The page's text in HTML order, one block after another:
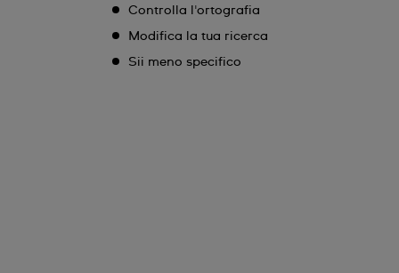
Controlla l'ortografia
Modifica la tua ricerca
Sii meno specifico